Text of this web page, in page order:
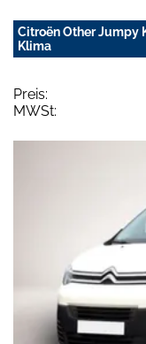
Citroën Other Jumpy
Klima
Preis:
MWSt: